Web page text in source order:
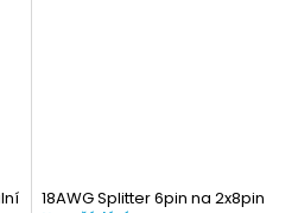
18AWG Splitter 6pin na 2x8pin